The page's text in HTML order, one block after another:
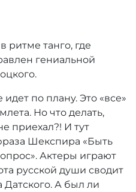
ритме танго, где
гениальной
идет по плану. Это «все»
Но что делать,
приехал?! И тут
Шекспира «Быть
Актеры играют
русской души сводит
Датского. А был ли